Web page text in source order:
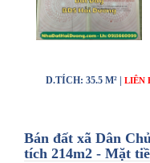
D.TÍCH: 35.5 M² | LIÊN
Bán đất xã Dân
tích 214m2 - Mặt